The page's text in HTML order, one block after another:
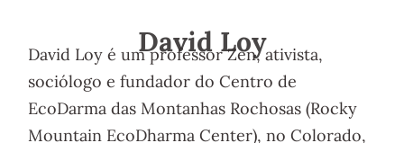
David Loy
David Loy é um professor Zen, ativista,
sociólogo e fundador do Centro de
EcoDarma das Montanhas Rochosas (Rocky
Mountain EcoDharma Center), no Colorado,